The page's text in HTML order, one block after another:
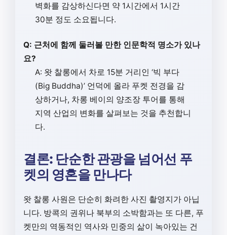
벽화를 감상하신다면 약 1시간에서 1시간
30분 정도 소요됩니다.
Q: 근처에 함께 둘러볼 만한 인문학적 명소가 있나
요?
A: 왓 찰롱에서 차로 15분 거리인 ‘빅 부다
(Big Buddha)’ 언덕에 올라 푸켓 전경을 감
상하거나, 차롱 베이의 양조장 투어를 통해
지역 산업의 변화를 살펴보는 것을 추천합니
다.
결론: 단순한 관광을 넘어선 푸
켓의 영혼을 만나다
왓 찰롱 사원은 단순히 화려한 사진 촬영지가 아닙
니다. 방콕의 권위나 북부의 소박함과는 또 다른, 푸
켓만의 역동적인 역사와 민중의 삶이 녹아있는 건